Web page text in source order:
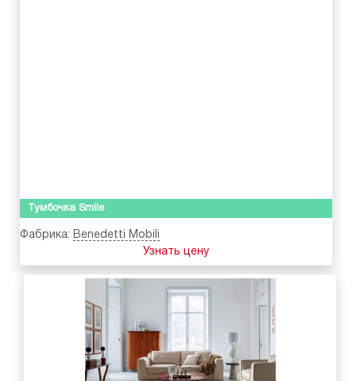
Тумбочка Smile
Фабрика: Benedetti Mobili
Узнать цену